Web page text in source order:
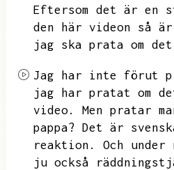
Eftersom det är en
den här videon så
jag ska prata om
Jag har inte förut
jag har pratat om
video.
Men pratar
pappa? Det är
reaktion.
Och
ju också